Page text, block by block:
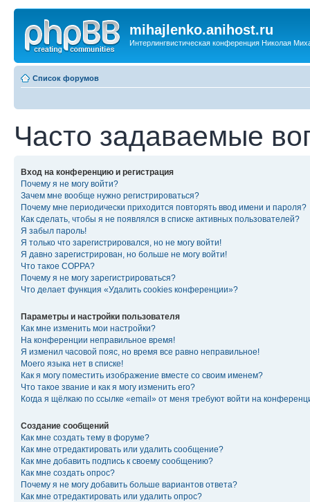
mihajlenko.anihost.ru
Интерлингвистическая конференция Николая
Список форумов
Часто задаваемые
Вход на конференцию и регистрация
Почему я не могу войти?
Зачем мне вообще нужно регистрироваться?
Почему мне периодически приходится повторять ввод имени и пароля?
Как сделать, чтобы я не появлялся в списке активных пользователей?
Я забыл пароль!
Я только что зарегистрировался, но не могу войти!
Я давно зарегистрирован, но больше не могу войти!
Что такое COPPA?
Почему я не могу зарегистрироваться?
Что делает функция «Удалить cookies конференции»?
Параметры и настройки пользователя
Как мне изменить мои настройки?
На конференции неправильное время!
Я изменил часовой пояс, но время все равно неправильное!
Моего языка нет в списке!
Как я могу поместить изображение вместе со своим именем?
Что такое звание и как я могу изменить его?
Когда я щёлкаю по ссылке «email» от меня требуют войти на
Создание сообщений
Как мне создать тему в форуме?
Как мне отредактировать или удалить сообщение?
Как мне добавить подпись к своему сообщению?
Как мне создать опрос?
Почему я не могу добавить больше вариантов ответа?
Как мне отредактировать или удалить опрос?